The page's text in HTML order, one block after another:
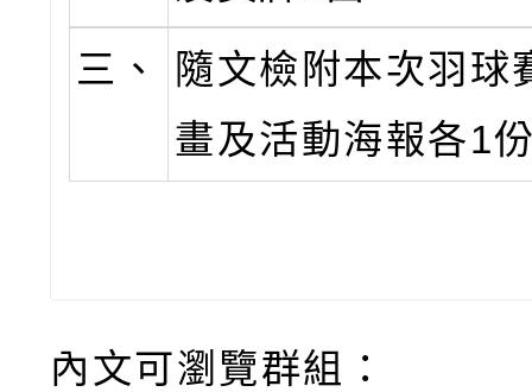
三、
隨文檢附本次羽球
畫及活動海報各1
內文可瀏覽群組：